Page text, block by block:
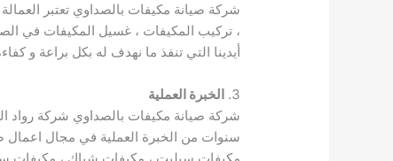
شركة صيانة مكيفات بالصداوي تعتبر
، تركيب المكيفات ، غسيل المكيفات في
أيدينا التي تنفذ ما نهدف له بكل براعة و
3. الخبرة العملية
شركة صيانة مكيفات بالصداوي شركة رواد
سنوات من الخبرة العملية في مجال اعمال